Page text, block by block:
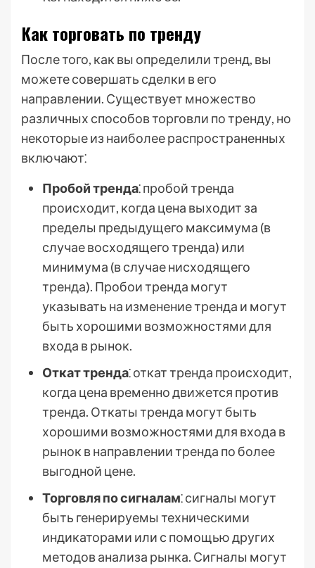
Как торговать по тренду
После того, как вы определили тренд, вы
можете совершать сделки в его
направлении. Существует множество
различных способов торговли по тренду, но
некоторые из наиболее распространенных
включают⁚
Пробой тренда⁚ пробой тренда
происходит, когда цена выходит за
пределы предыдущего максимума (в
случае восходящего тренда) или
минимума (в случае нисходящего
тренда). Пробои тренда могут
указывать на изменение тренда и могут
быть хорошими возможностями для
входа в рынок.
Откат тренда⁚ откат тренда происходит,
когда цена временно движется против
тренда. Откаты тренда могут быть
хорошими возможностями для входа в
рынок в направлении тренда по более
выгодной цене.
Торговля по сигналам⁚ сигналы могут
быть генерируемы техническими
индикаторами или с помощью других
методов анализа рынка. Сигналы могут